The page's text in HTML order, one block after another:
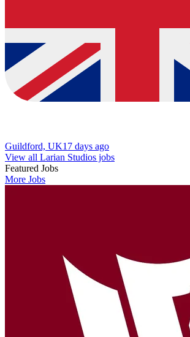
Guildford, UK17 days ago
View all Larian Studios jobs
Featured Jobs
More Jobs